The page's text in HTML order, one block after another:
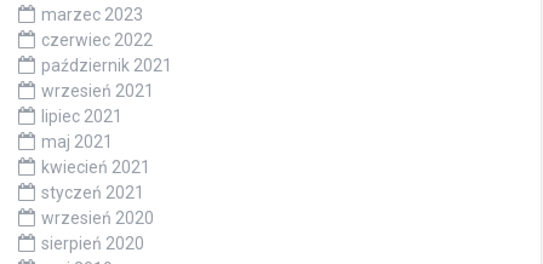
marzec 2023
czerwiec 2022
październik 2021
wrzesień 2021
lipiec 2021
maj 2021
kwiecień 2021
styczeń 2021
wrzesień 2020
sierpień 2020